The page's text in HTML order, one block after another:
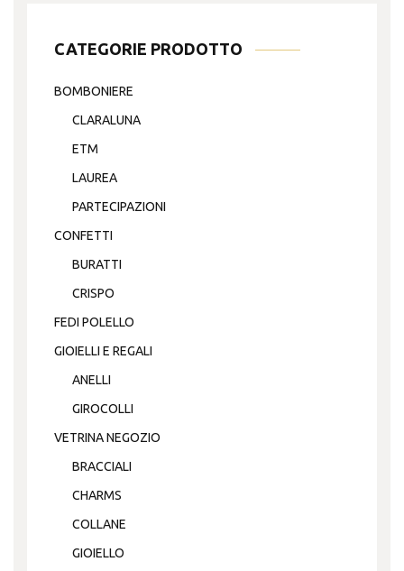
CATEGORIE PRODOTTO
BOMBONIERE
CLARALUNA
ETM
LAUREA
PARTECIPAZIONI
CONFETTI
BURATTI
CRISPO
FEDI POLELLO
GIOIELLI E REGALI
ANELLI
GIROCOLLI
VETRINA NEGOZIO
BRACCIALI
CHARMS
COLLANE
GIOIELLO